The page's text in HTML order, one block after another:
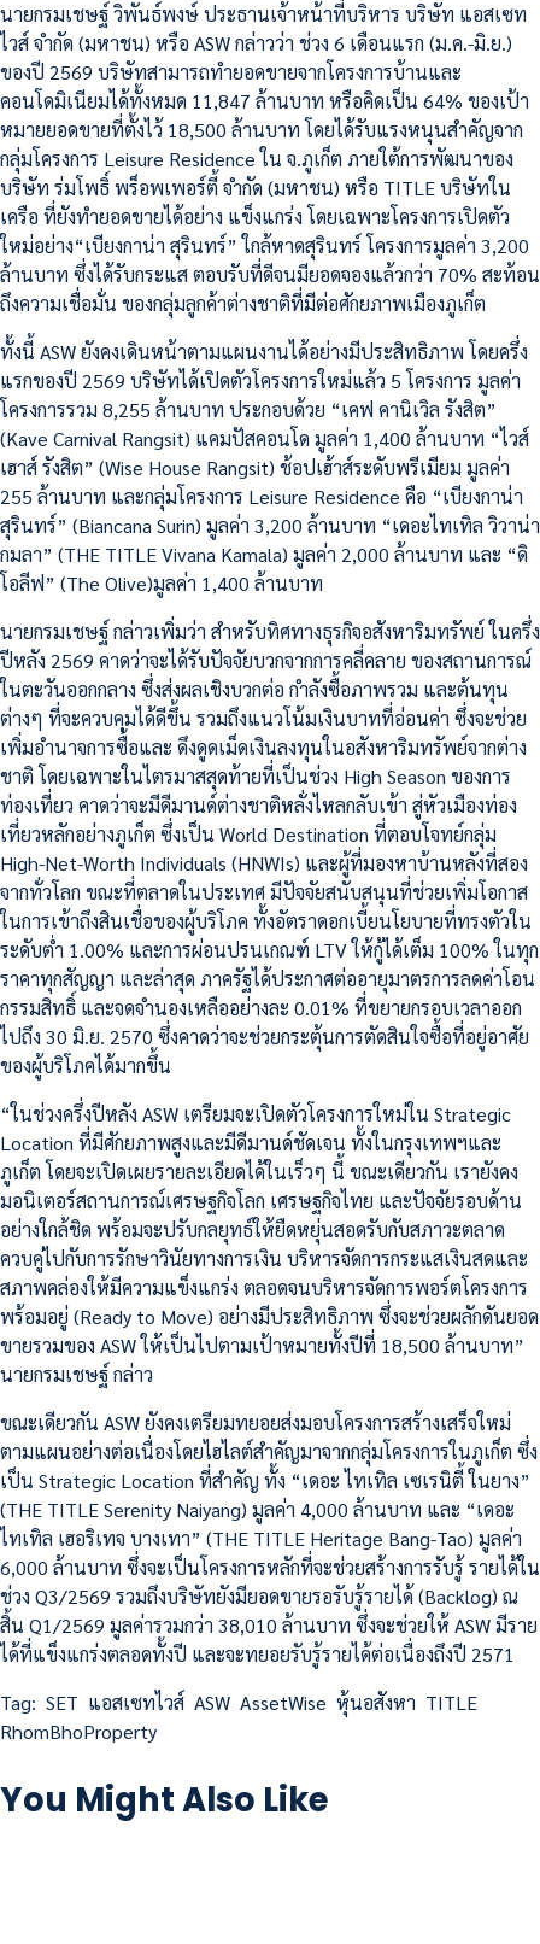
นายกรมเชษฐ์ วิพันธ์พงษ์ ประธานเจ้าหน้าที่บริหาร บริษัท แอสเซท
ไวส์ จำกัด (มหาชน) หรือ ASW กล่าวว่า ช่วง 6 เดือนแรก (ม.ค.-มิ.ย.)
ของปี 2569 บริษัทสามารถทำยอดขายจากโครงการบ้านและ
คอนโดมิเนียมได้ทั้งหมด 11,847 ล้านบาท หรือคิดเป็น 64% ของเป้า
หมายยอดขายที่ตั้งไว้ 18,500 ล้านบาท โดยได้รับแรงหนุนสำคัญจาก
กลุ่มโครงการ Leisure Residence ใน จ.ภูเก็ต ภายใต้การพัฒนาของ
บริษัท ร่มโพธิ์ พร็อพเพอร์ตี้ จำกัด (มหาชน) หรือ TITLE บริษัทใน
เครือ ที่ยังทำยอดขายได้อย่าง แข็งแกร่ง โดยเฉพาะโครงการเปิดตัว
ใหม่อย่าง“เบียงกาน่า สุรินทร์” ใกล้หาดสุรินทร์ โครงการมูลค่า 3,200
ล้านบาท ซึ่งได้รับกระแส ตอบรับที่ดีจนมียอดจองแล้วกว่า 70% สะท้อน
ถึงความเชื่อมั่น ของกลุ่มลูกค้าต่างชาติที่มีต่อศักยภาพเมืองภูเก็ต
ทั้งนี้ ASW ยังคงเดินหน้าตามแผนงานได้อย่างมีประสิทธิภาพ โดยครึ่ง
แรกของปี 2569 บริษัทได้เปิดตัวโครงการใหม่แล้ว 5 โครงการ มูลค่า
โครงการรวม 8,255 ล้านบาท ประกอบด้วย “เคฟ คานิเวิล รังสิต”
(Kave Carnival Rangsit) แคมปัสคอนโด มูลค่า 1,400 ล้านบาท “ไวส์
เฮาส์ รังสิต” (Wise House Rangsit) ช้อปเฮ้าส์ระดับพรีเมียม มูลค่า
255 ล้านบาท และกลุ่มโครงการ Leisure Residence คือ “เบียงกาน่า
สุรินทร์” (Biancana Surin) มูลค่า 3,200 ล้านบาท “เดอะไทเทิล วิวาน่า
กมลา” (THE TITLE Vivana Kamala) มูลค่า 2,000 ล้านบาท และ “ดิ
โอลีฟ” (The Olive)มูลค่า 1,400 ล้านบาท
นายกรมเชษฐ์ กล่าวเพิ่มว่า สำหรับทิศทางธุรกิจอสังหาริมทรัพย์ ในครึ่ง
ปีหลัง 2569 คาดว่าจะได้รับปัจจัยบวกจากการคลี่คลาย ของสถานการณ์
ในตะวันออกกลาง ซึ่งส่งผลเชิงบวกต่อ กำลังซื้อภาพรวม และต้นทุน
ต่างๆ ที่จะควบคุมได้ดีขึ้น รวมถึงแนวโน้มเงินบาทที่อ่อนค่า ซึ่งจะช่วย
เพิ่มอำนาจการซื้อและ ดึงดูดเม็ดเงินลงทุนในอสังหาริมทรัพย์จากต่าง
ชาติ โดยเฉพาะในไตรมาสสุดท้ายที่เป็นช่วง High Season ของการ
ท่องเที่ยว คาดว่าจะมีดีมานด์ต่างชาติหลั่งไหลกลับเข้า สู่หัวเมืองท่อง
เที่ยวหลักอย่างภูเก็ต ซึ่งเป็น World Destination ที่ตอบโจทย์กลุ่ม
High-Net-Worth Individuals (HNWIs) และผู้ที่มองหาบ้านหลังที่สอง
จากทั่วโลก ขณะที่ตลาดในประเทศ มีปัจจัยสนับสนุนที่ช่วยเพิ่มโอกาส
ในการเข้าถึงสินเชื่อของผู้บริโภค ทั้งอัตราดอกเบี้ยนโยบายที่ทรงตัวใน
ระดับต่ำ 1.00% และการผ่อนปรนเกณฑ์ LTV ให้กู้ได้เต็ม 100% ในทุก
ราคาทุกสัญญา และล่าสุด ภาครัฐได้ประกาศต่ออายุมาตรการลดค่าโอน
กรรมสิทธิ์ และจดจำนองเหลืออย่างละ 0.01% ที่ขยายกรอบเวลาออก
ไปถึง 30 มิ.ย. 2570 ซึ่งคาดว่าจะช่วยกระตุ้นการตัดสินใจซื้อที่อยู่อาศัย
ของผู้บริโภคได้มากขึ้น
“ในช่วงครึ่งปีหลัง ASW เตรียมจะเปิดตัวโครงการใหม่ใน Strategic
Location ที่มีศักยภาพสูงและมีดีมานด์ชัดเจน ทั้งในกรุงเทพฯและ
ภูเก็ต โดยจะเปิดเผยรายละเอียดได้ในเร็วๆ นี้ ขณะเดียวกัน เรายังคง
มอนิเตอร์สถานการณ์เศรษฐกิจโลก เศรษฐกิจไทย และปัจจัยรอบด้าน
อย่างใกล้ชิด พร้อมจะปรับกลยุทธ์ให้ยืดหยุ่นสอดรับกับสภาวะตลาด
ควบคู่ไปกับการรักษาวินัยทางการเงิน บริหารจัดการกระแสเงินสดและ
สภาพคล่องให้มีความแข็งแกร่ง ตลอดจนบริหารจัดการพอร์ตโครงการ
พร้อมอยู่ (Ready to Move) อย่างมีประสิทธิภาพ ซึ่งจะช่วยผลักดันยอด
ขายรวมของ ASW ให้เป็นไปตามเป้าหมายทั้งปีที่ 18,500 ล้านบาท”
นายกรมเชษฐ์ กล่าว
ขณะเดียวกัน ASW ยังคงเตรียมทยอยส่งมอบโครงการสร้างเสร็จใหม่
ตามแผนอย่างต่อเนื่องโดยไฮไลต์สำคัญมาจากกลุ่มโครงการในภูเก็ต ซึ่ง
เป็น Strategic Location ที่สำคัญ ทั้ง “เดอะ ไทเทิล เซเรนิตี้ ในยาง”
(THE TITLE Serenity Naiyang) มูลค่า 4,000 ล้านบาท และ “เดอะ
ไทเทิล เฮอริเทจ บางเทา” (THE TITLE Heritage Bang-Tao) มูลค่า
6,000 ล้านบาท ซึ่งจะเป็นโครงการหลักที่จะช่วยสร้างการรับรู้ รายได้ใน
ช่วง Q3/2569 รวมถึงบริษัทยังมียอดขายรอรับรู้รายได้ (Backlog) ณ
สิ้น Q1/2569 มูลค่ารวมกว่า 38,010 ล้านบาท ซึ่งจะช่วยให้ ASW มีราย
ได้ที่แข็งแกร่งตลอดทั้งปี และจะทยอยรับรู้รายได้ต่อเนื่องถึงปี 2571
Tag: SET แอสเซทไวส์ ASW AssetWise หุ้นอสังหา TITLE
RhomBhoProperty
You Might Also Like